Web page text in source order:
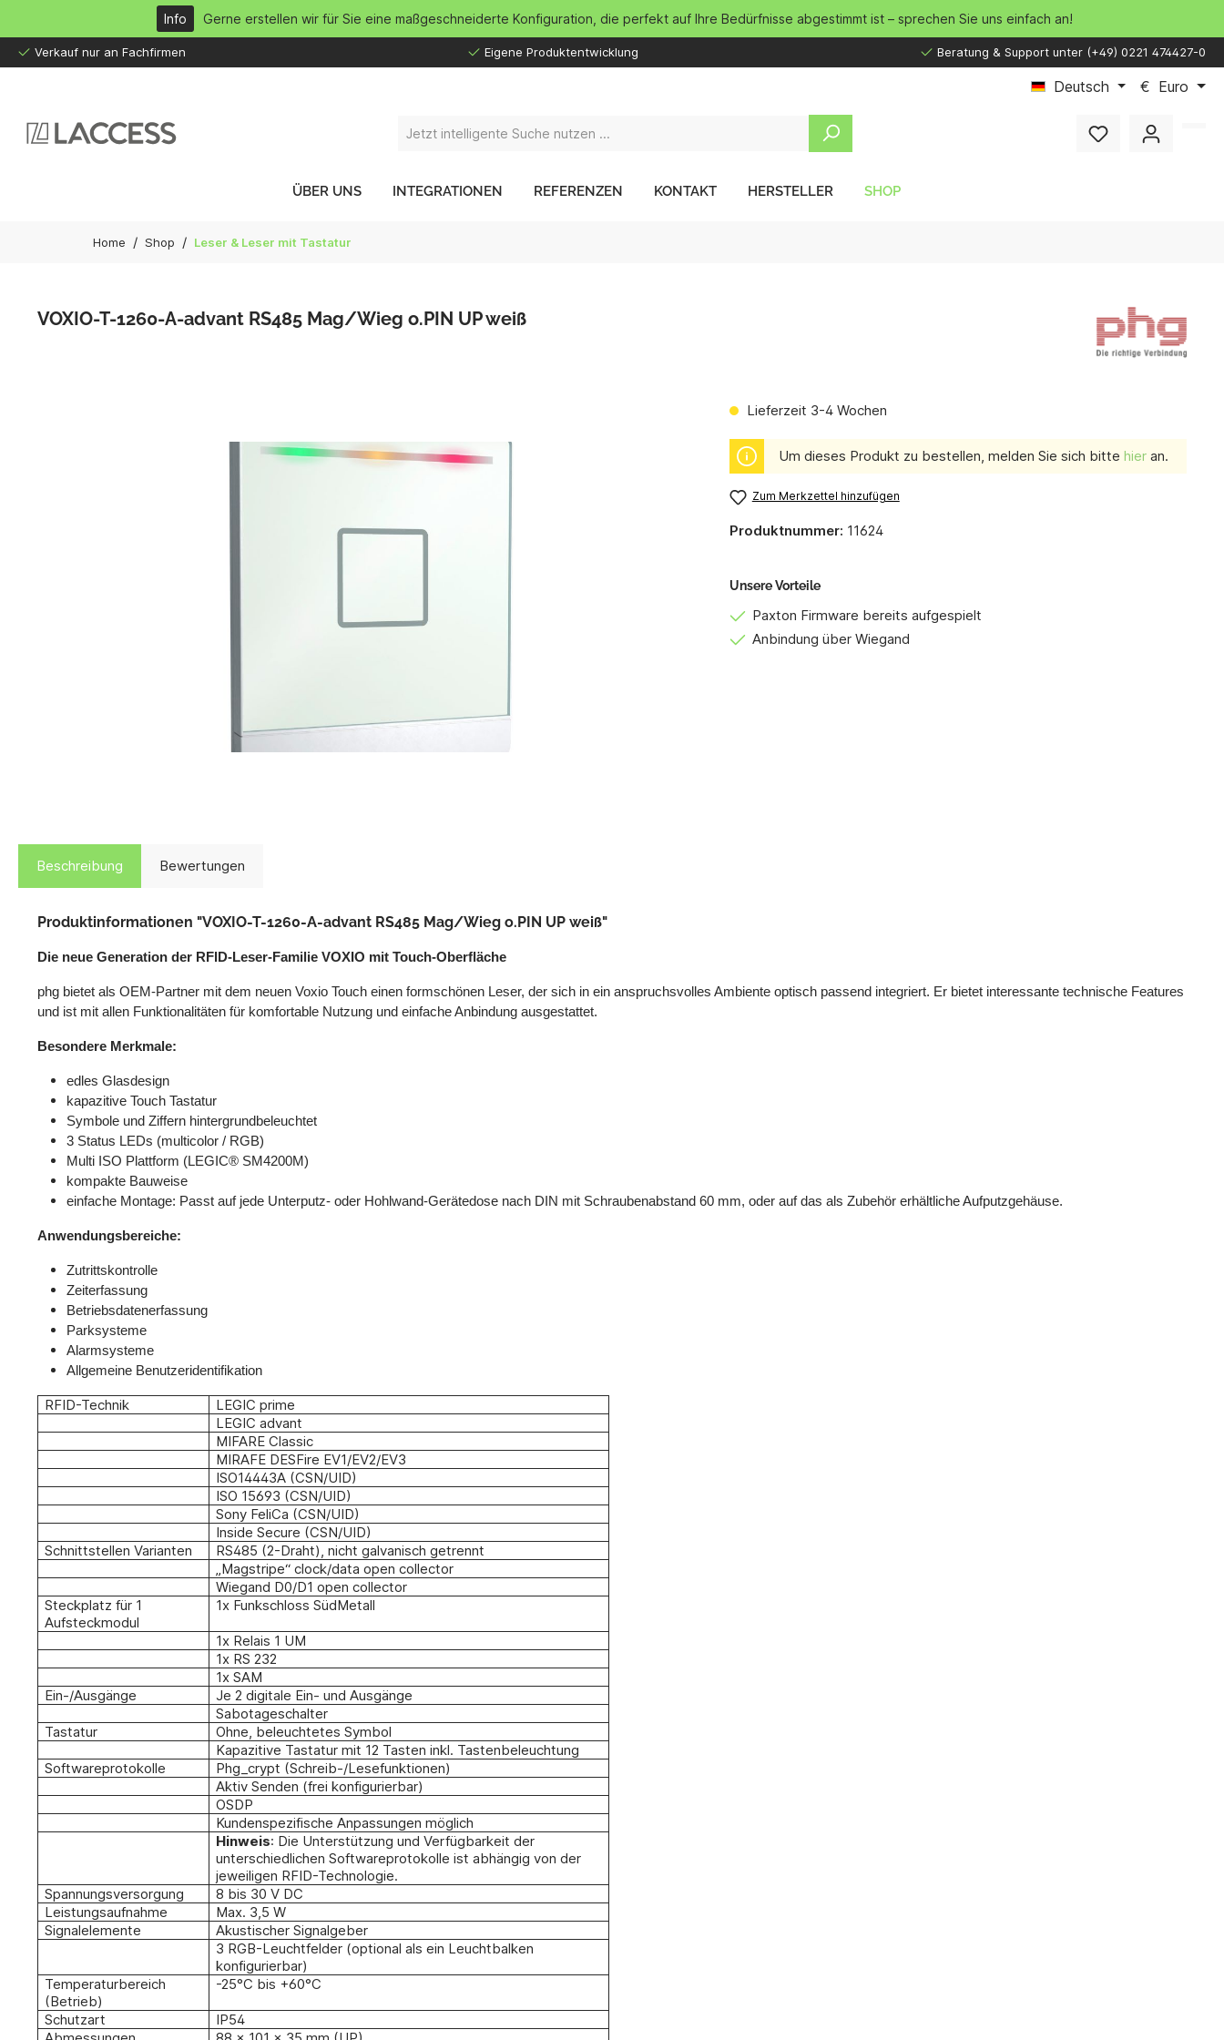
Info Gerne erstellen wir für Sie eine maßgeschneiderte Konfiguration, die perfekt auf Ihre Bedürfnisse abgestimmt ist – sprechen Sie uns einfach an!
Verkauf nur an Fachfirmen Eigene Produktentwicklung Beratung & Support unter (+49) 0221 474427-0
Deutsch € Euro
ÜBER UNS INTEGRATIONEN REFERENZEN KONTAKT HERSTELLER SHOP
Home / Shop / Leser & Leser mit Tastatur
VOXIO-T-1260-A-advant RS485 Mag/Wieg o.PIN UP weiß
Lieferzeit 3-4 Wochen
Um dieses Produkt zu bestellen, melden Sie sich bitte hieran.
Zum Merkzettel hinzufügen
Produktnummer: 11624
Unsere Vorteile
Paxton Firmware bereits aufgespielt
Anbindung über Wiegand
Beschreibung Bewertungen
Produktinformationen "VOXIO-T-1260-A-advant RS485 Mag/Wieg o.PIN UP weiß"
Die neue Generation der RFID-Leser-Familie VOXIO mit Touch-Oberfläche
phg bietet als OEM-Partner mit dem neuen Voxio Touch einen formschönen Leser, der sich in ein anspruchsvolles Ambiente optisch passend integriert. Er bietet interessante technische Features
und ist mit allen Funktionalitäten für komfortable Nutzung und einfache Anbindung ausgestattet.
Besondere Merkmale:
edles Glasdesign
kapazitive Touch Tastatur
Symbole und Ziffern hintergrundbeleuchtet
3 Status LEDs (multicolor / RGB)
Multi ISO Plattform (LEGIC® SM4200M)
kompakte Bauweise
einfache Montage: Passt auf jede Unterputz- oder Hohlwand-Gerätedose nach DIN mit Schraubenabstand 60 mm, oder auf das als Zubehör erhältliche Aufputzgehäuse.
Anwendungsbereiche:
Zutrittskontrolle
Zeiterfassung
Betriebsdatenerfassung
Parksysteme
Alarmsysteme
Allgemeine Benutzeridentifikation
RFID-Technik
LEGIC prime
LEGIC advant
MIFARE Classic
MIRAFE DESFire EV1/EV2/EV3
ISO14443A (CSN/UID)
ISO 15693 (CSN/UID)
Sony FeliCa (CSN/UID)
Inside Secure (CSN/UID)
Schnittstellen Varianten
RS485 (2-Draht), nicht galvanisch getrennt
„Magstripe“ clock/data open collector
Wiegand D0/D1 open collector
Steckplatz für 1
Aufsteckmodul
1x Funkschloss SüdMetall
1x Relais 1 UM
1x RS 232
1x SAM
Ein-/Ausgänge
Je 2 digitale Ein- und Ausgänge
Sabotageschalter
Tastatur
Ohne, beleuchtetes Symbol
Kapazitive Tastatur mit 12 Tasten inkl. Tastenbeleuchtung
Softwareprotokolle
Phg_crypt (Schreib-/Lesefunktionen)
Aktiv Senden (frei konfigurierbar)
OSDP
Kundenspezifische Anpassungen möglich
Hinweis: Die Unterstützung und Verfügbarkeit der
unterschiedlichen Softwareprotokolle ist abhängig von der
jeweiligen RFID-Technologie.
Spannungsversorgung
8 bis 30 V DC
Leistungsaufnahme
Max. 3,5 W
Signalelemente
Akustischer Signalgeber
3 RGB-Leuchtfelder (optional als ein Leuchtbalken
konfigurierbar)
Temperaturbereich
(Betrieb)
-25°C bis +60°C
Schutzart
IP54